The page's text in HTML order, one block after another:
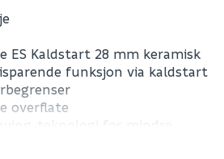
ES Kaldstart 28 mm keramisk
funksjon via kaldstart
overflate
teknologi for mindre